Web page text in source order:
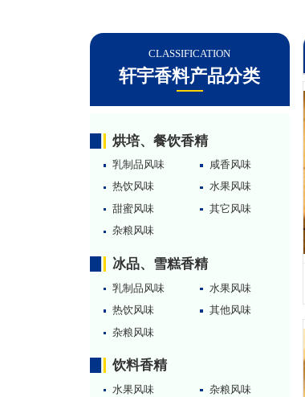
CLASSIFICATION
轩宇香料产品分类
烘培、餐饮香精
乳制品风味
咸香风味
热饮风味
水果风味
甜蜜风味
其它风味
杂粮风味
冰品、雪糕香精
乳制品风味
水果风味
热饮风味
其他风味
杂粮风味
饮料香精
水果风味
杂粮风味